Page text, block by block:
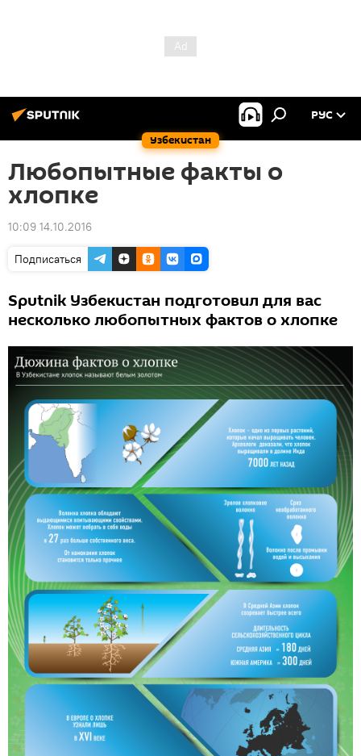
Узбекистан
РУС
Любопытные факты о
хлопке
10:09 14.10.2016
Подписаться
Sputnik Узбекистан подготовил для вас
несколько любопытных фактов о хлопке